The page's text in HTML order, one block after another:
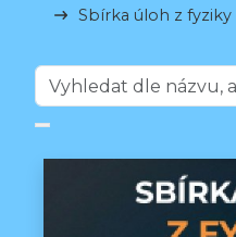
Sbírka úloh z